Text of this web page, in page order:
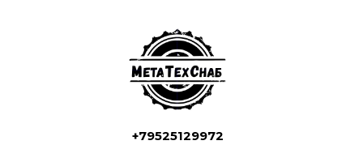
+79525129972